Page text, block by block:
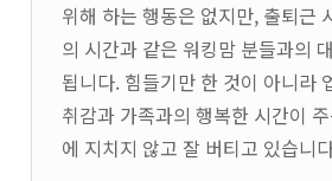
위해 하는 행동은 없지만, 출퇴근
의 시간과 같은 워킹맘 분들과의
됩니다. 힘들기만 한 것이 아니라
취감과 가족과의 행복한 시간이
에 지치지 않고 잘 버티고 있습니